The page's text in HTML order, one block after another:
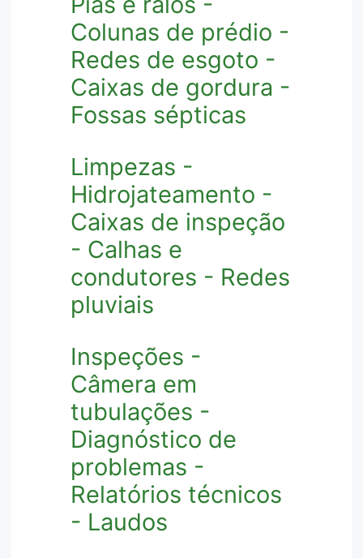
Colunas de prédio -
Redes de esgoto -
Caixas de gordura -
Fossas sépticas
Limpezas -
Hidrojateamento -
Caixas de inspeção
- Calhas e
condutores - Redes
pluviais
Inspeções -
Câmera em
tubulações -
Diagnóstico de
problemas -
Relatórios técnicos
- Laudos